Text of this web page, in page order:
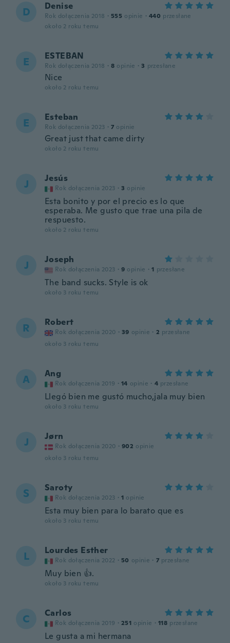
D Denise
Rok dołączenia 2018 · 555 opinie · 440 przesłane
około 2 roku temu
E ESTEBAN
Rok dołączenia 2018 · 8 opinie · 3 przesłane
Nice
około 2 roku temu
E Esteban
Rok dołączenia 2023 · 7 opinie
Great just that came dirty
około 2 roku temu
J Jesús
Rok dołączenia 2023 · 3 opinie
Esta bonito y por el precio es lo que
esperaba. Me gusto que trae una pila de
respuesto.
około 2 roku temu
J Joseph
Rok dołączenia 2023 · 9 opinie · 1 przesłane
The band sucks. Style is ok
około 3 roku temu
R Robert
Rok dołączenia 2020 · 39 opinie · 2 przesłane
około 3 roku temu
A Ang
Rok dołączenia 2019 · 14 opinie · 4 przesłane
Llegó bien me gustó mucho,jala muy bien
około 3 roku temu
J Jørn
Rok dołączenia 2020 · 902 opinie
około 3 roku temu
S Saroty
Rok dołączenia 2023 · 1 opinie
Esta muy bien para lo barato que es
około 3 roku temu
L Lourdes Esther
Rok dołączenia 2022 · 50 opinie · 7 przesłane
Muy bien 👍.
około 3 roku temu
C Carlos
Rok dołączenia 2019 · 251 opinie · 118 przesłane
Le gusta a mi hermana